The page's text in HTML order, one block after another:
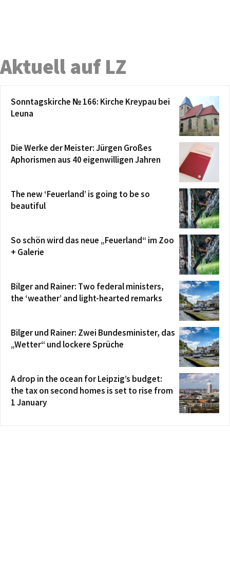
Aktuell auf LZ
Sonntagskirche № 166: Kirche Kreypau bei
Leuna
Die Werke der Meister: Jürgen Großes
Aphorismen aus 40 eigenwilligen Jahren
The new ‘Feuerland’ is going to be so
beautiful
So schön wird das neue „Feuerland“ im Zoo
+ Galerie
Bilger and Rainer: Two federal ministers,
the ‘weather’ and light-hearted remarks
Bilger und Rainer: Zwei Bundesminister, das
„Wetter“ und lockere Sprüche
A drop in the ocean for Leipzig’s budget:
the tax on second homes is set to rise from
1 January